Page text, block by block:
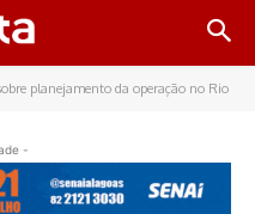
planejamento da operação no Rio
-